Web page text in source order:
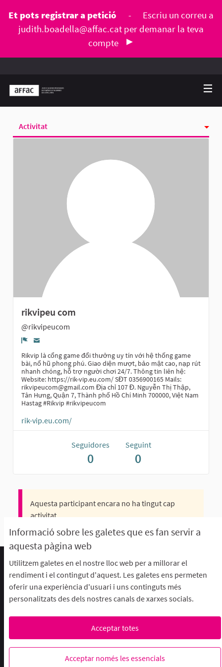
Informació sobre les galetes que es fan servir a
aquesta pàgina web
Utilitzem galetes en el nostre lloc web per a millorar el
rendiment i el contingut d'aquest. Les galetes ens permeten
oferir una experiència d'usuari i uns continguts més
personalitzats des dels nostres canals de xarxes socials.
Acceptar totes
Acceptar només les essencials
Et pots registrar a petició -
Escriu un correu a
judith.boadella@affac.cat per demanar la teva
compte
Activitat
rikvipeu com
@rikvipeucom
Denúncia
Rikvip là cổng game đổi thưởng uy tín với hệ thống game
bài, nổ hũ phong phú. Giao diện mượt, bảo mật cao, nạp rút
nhanh chóng, hỗ trợ người chơi 24/7. Thông tin liên hệ:
Website: https://rik-vip.eu.com/ SĐT 0356900165 Mails:
rikvipeucom@gmail.com Địa chỉ 107 Đ. Nguyễn Thị Thập,
Tân Hưng, Quận 7, Thành phố Hồ Chí Minh 700000, Việt Nam
Hastag #Rikvip #rikvipeucom
rik-vip.eu.com/
Seguidores
0
Seguint
0
Aquesta participant encara no ha tingut cap
activitat.
Termes d'ús i condicions
Descarrega els fitxers de dades obertes
Configuració de les galetes
programari